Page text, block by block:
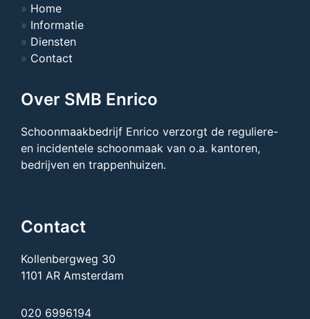
Home
Informatie
Diensten
Contact
Over SMB Enrico
Schoonmaakbedrijf Enrico verzorgt de reguliere-
en incidentele schoonmaak van o.a. kantoren,
bedrijven en trappenhuizen.
Contact
Kollenbergweg 30
1101 AR Amsterdam
020 6996194